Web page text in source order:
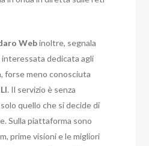
Webinoltre, segnala
dedicata agli
forse meno conosciuta
. Il servizio è senza
quello che si decide di
Sulla piattaforma sono
prime visioni e le migliori